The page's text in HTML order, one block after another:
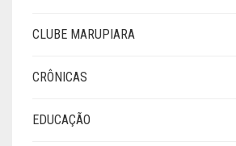
CLUBE MARUPIARA
CRÔNICAS
EDUCAÇÃO